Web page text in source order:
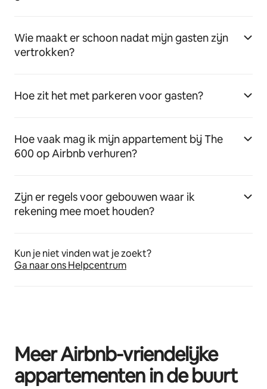
Wie maakt er schoon nadat mijn gasten zijn
vertrokken?
Hoe zit het met parkeren voor gasten?
Hoe vaak mag ik mijn appartement bij The
600 op Airbnb verhuren?
Zijn er regels voor gebouwen waar ik
rekening mee moet houden?
Kun je niet vinden wat je zoekt?
Ga naar ons Helpcentrum
Meer Airbnb-vriendelijke
appartementen in de buurt